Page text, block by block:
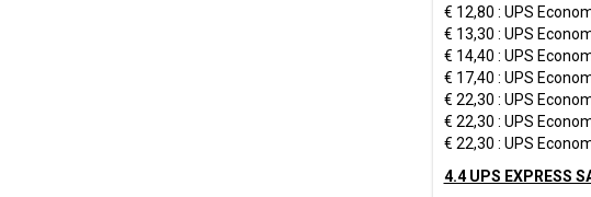
€ 12,80 : UPS
€ 13,30 : UPS
€ 14,40 : UPS
€ 17,40 : UPS
€ 22,30 : UPS
€ 22,30 : UPS
€ 22,30 : UPS
4.4 UPS EXPRESS